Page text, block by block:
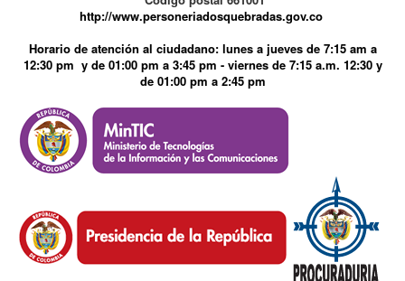
http://www.personeriadosquebradas.gov.co
Horario de atención al ciudadano: lunes a jueves de 7:15 am a
12:30 pm y de 01:00 pm a 3:45 pm - viernes de 7:15 a.m. 12:30 y
de 01:00 pm a 2:45 pm